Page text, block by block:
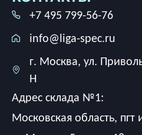
+7 495 799-56-76
info@liga-spec.ru
г. Москва, ул.
Н
Адрес склада №1:
Московская область,